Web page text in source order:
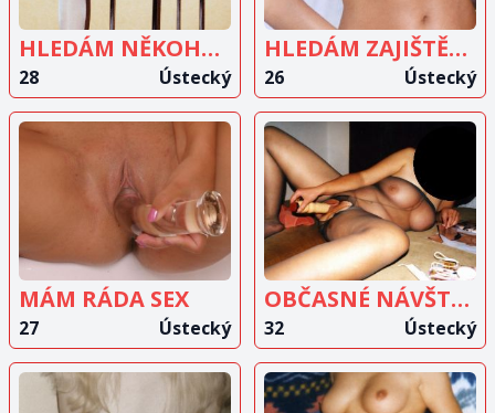
HLEDÁM NĚKOHO NA NĚŽNÝ SEXÍK
28 Ústecký
HLEDÁM ZAJIŠTĚNÉHO A DISKRÉTNÍHO MUŽE
26 Ústecký
ZOBRAZIT
INZERÁT
MÁM RÁDA SEX
27 Ústecký
ZOBRAZIT
INZERÁT
OBČASNÉ NÁVŠTĚVY
32 Ústecký